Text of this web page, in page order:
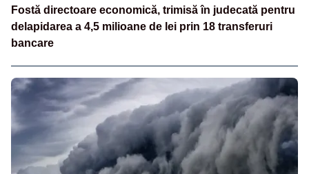
Fostă directoare economică, trimisă în judecată pentru
delapidarea a 4,5 milioane de lei prin 18 transferuri
bancare